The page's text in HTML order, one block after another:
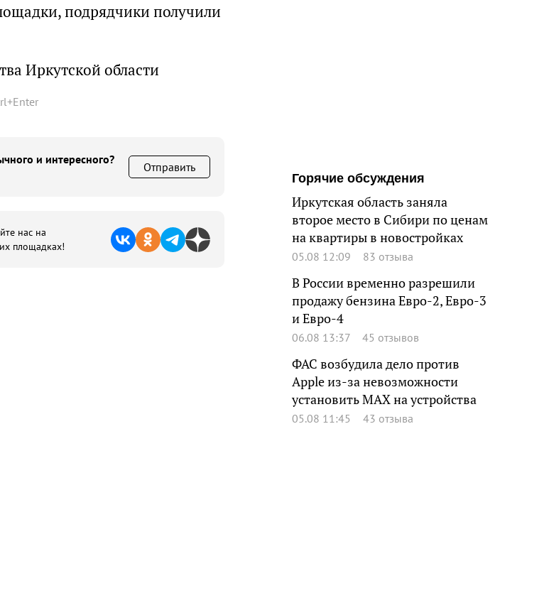
подрядчики получили
Иркутской области
+Enter
и интересного?
Отправить
нас на
площадках!
Горячие обсуждения
Иркутская область заняла
второе место в Сибири по ценам
на квартиры в новостройках
05.08 12:09 83 отзыва
В России временно разрешили
продажу бензина Евро-2, Евро-3
и Евро-4
06.08 13:37 45 отзывов
ФАС возбудила дело против
Apple из-за невозможности
установить MAX на устройства
05.08 11:45 43 отзыва